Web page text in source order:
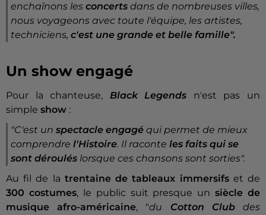
enchaînons les concerts dans de nombreuses villes,
nous voyageons avec toute l'équipe, les artistes,
techniciens, c'est une grande et belle famille".
Un show engagé
Pour la chanteuse, Black Legends n'est pas un
simple show :
"C'est un spectacle engagé qui permet de mieux
comprendre l'Histoire. Il raconte les faits qui se
sont déroulés lorsque ces chansons sont sorties".
Au fil de la trentaine de tableaux immersifset de
300 costumes, le public suit presque un siècle de
musique afro-américaine, "du Cotton Clubdes